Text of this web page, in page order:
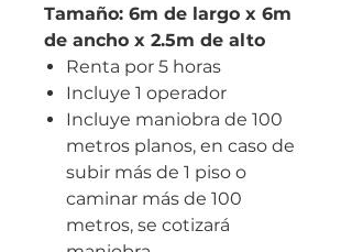
Tamaño: 6m de largo x 6m
de ancho x 2.5m de alto
Renta por 5 horas
Incluye 1 operador
Incluye maniobra de 100
metros planos, en caso de
subir más de 1 piso o
caminar más de 100
metros, se cotizará